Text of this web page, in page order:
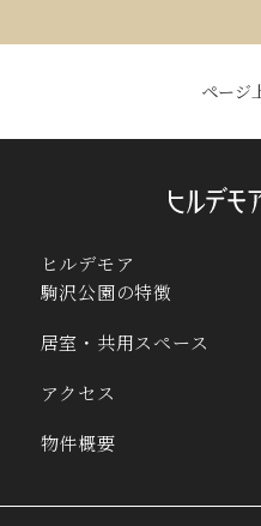
ページ
ヒルデモア
駒沢公園の特徴
居室・共用スペース
アクセス
物件概要